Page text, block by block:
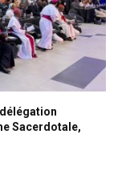
Sacerdotale,